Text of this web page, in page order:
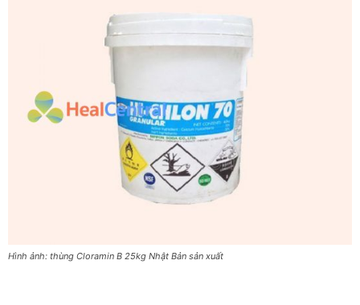
Hình ảnh: thùng Cloramin B 25kg Nhật Bản sản xuất